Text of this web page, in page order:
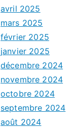
avril 2025
mars 2025
février 2025
janvier 2025
décembre 2024
novembre 2024
octobre 2024
septembre 2024
août 2024